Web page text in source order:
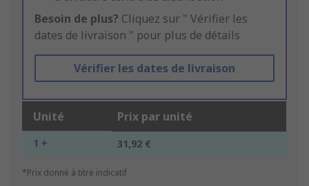
Besoin de plus? Cliquez sur " Vérifier les
dates de livraison " pour plus de détails
Vérifier les dates de livraison
Unité Prix par unité
1 + 31,92 €
*Prix donné à titre indicatif